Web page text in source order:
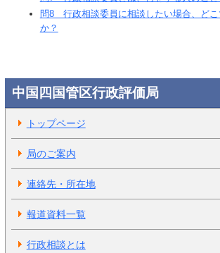
問8 行政相談委員に相談したい場合、どこ
か？
中国四国管区行政評価局
トップページ
局のご案内
連絡先・所在地
報道資料一覧
行政相談とは